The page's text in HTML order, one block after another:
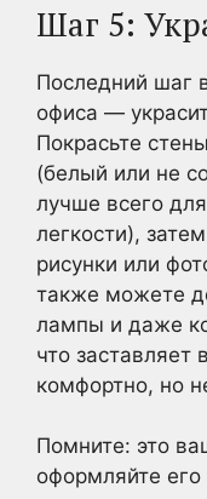
Шаг 5:
Последний шаг
офиса —
Покрасьте
(белый или не
лучше всего
легкости),
рисунки или
также можете
лампы и даже
что заставляет
комфортно, но
Помните: это
оформляйте его